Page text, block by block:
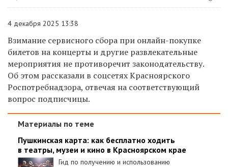
4 декабря 2025 13:38
Взимание сервисного сбора при онлайн-покупке
билетов на концерты и другие развлекательные
мероприятия не противоречит законодательству.
Об этом рассказали в соцсетях Красноярского
Роспотребнадзора, отвечая на соответствующий
вопрос подписчицы.
Материалы по теме
Пушкинская карта: как бесплатно ходить
в театры, музеи и кино в Красноярском крае
Гид по получению и использованию